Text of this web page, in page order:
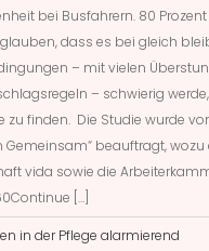
bei Busfahrern. 80
dass es bei gleich
– mit vielen
– schwierig
zu finden. Die Studie wurde
Gemeinsam“ beauftragt, wozu
vida sowie die
[…]
in der Pflege alarmierend